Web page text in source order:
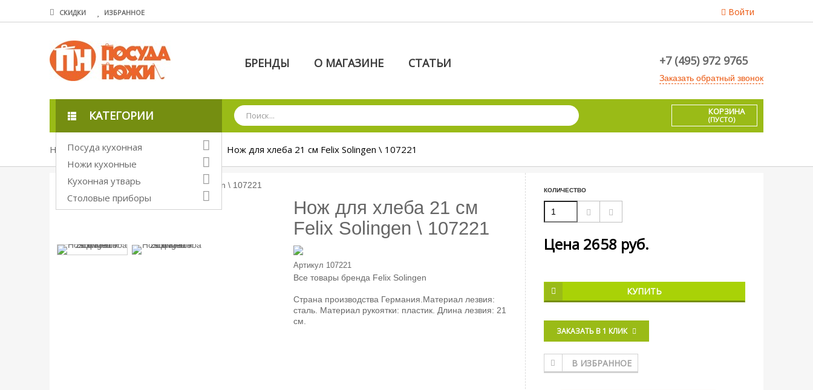
СКИДКИ ИЗБРАННОЕ Войти
БРЕНДЫ О МАГАЗИНЕ СТАТЬИ +7 (495) 972 9765
Заказать обратный звонок
КАТЕГОРИИ
Посуда кухонная
Ножи кухонные
Кухонная утварь
Столовые приборы
КОРЗИНА
(ПУСТО)
Ножи кухонные Прокатные ножи Нож для хлеба 21 см Felix Solingen \ 107221
Увеличить
Нож для хлеба 21 см
Felix Solingen \ 107221
Артикул 107221
Все товары бренда Felix Solingen
Страна производства Германия.Материал лезвия:
сталь. Материал рукоятки: пластик. Длина лезвия: 21
см.
КОЛИЧЕСТВО
Цена 2658 руб.
КУПИТЬ
ЗАКАЗАТЬ В 1 КЛИК
В ИЗБРАННОЕ